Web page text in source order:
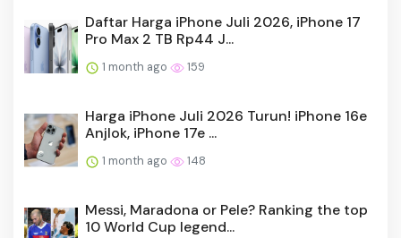
Daftar Harga iPhone Juli 2026, iPhone 17
Pro Max 2 TB Rp44 J...
1 month ago 159
Harga iPhone Juli 2026 Turun! iPhone 16e
Anjlok, iPhone 17e ...
1 month ago 148
Messi, Maradona or Pele? Ranking the top
10 World Cup legend...